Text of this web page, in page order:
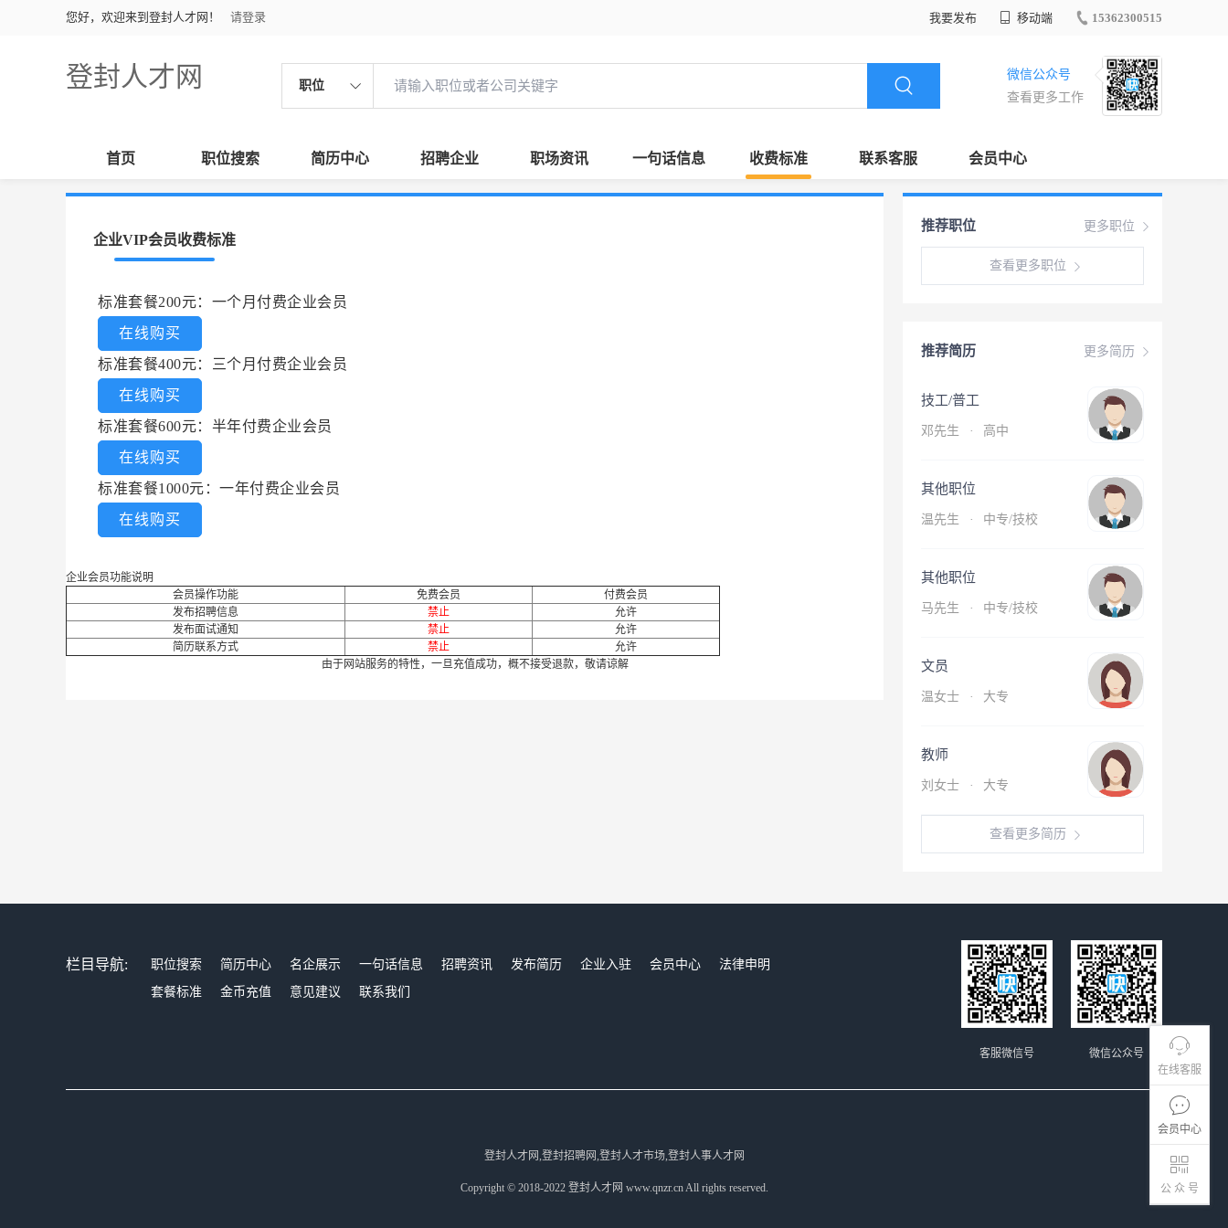
您好，欢迎来到登封人才网！ 请登录 我要发布 移动端 15362300515
登封人才网 职位
微信公众号
查看更多工作
首页 职位搜索 简历中心 招聘企业 职场资讯 一句话信息 收费标准 联系客服 会员中心
在线客服
会员中心
公 众 号
企业VIP会员收费标准
标准套餐200元：一个月付费企业会员
在线购买
标准套餐400元：三个月付费企业会员
在线购买
标准套餐600元：半年付费企业会员
在线购买
标准套餐1000元：一年付费企业会员
在线购买
企业会员功能说明
会员操作功能
免费会员
付费会员
发布招聘信息
禁止
允许
发布面试通知
禁止
允许
简历联系方式
禁止
允许
由于网站服务的特性，一旦充值成功，概不接受退款，敬请谅解
更多职位
推荐职位
查看更多职位
更多简历
推荐简历
技工/普工
邓先生 · 高中
其他职位
温先生 · 中专/技校
其他职位
马先生 · 中专/技校
文员
温女士 · 大专
教师
刘女士 · 大专
查看更多简历
栏目导航: 职位搜索 简历中心 名企展示 一句话信息 招聘资讯 发布简历 企业入驻 会员中心
法律申明
套餐标准
金币充值 意见建议 联系我们
微信公众号
客服微信号
登封人才网,登封招聘网,登封人才市场,登封人事人才网
Copyright © 2018-2022 登封人才网 www.qnzr.cn All rights reserved.